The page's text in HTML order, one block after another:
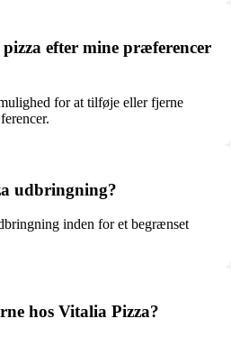
efter mine præferencer
for at tilføje eller fjerne
udbringning?
inden for et begrænset
hos Vitalia Pizza?